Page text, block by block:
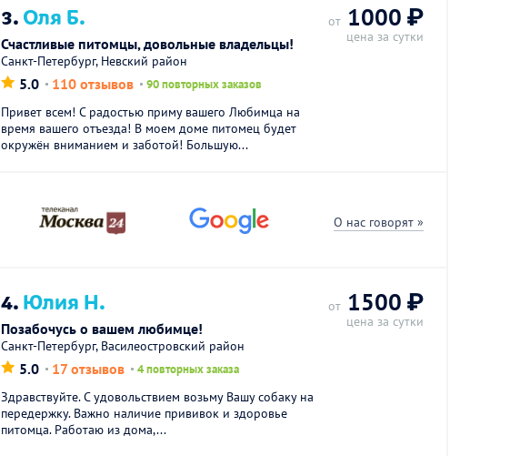
3.Оля Б.
Счастливые питомцы, довольные владельцы!
Санкт-Петербург, Невский район
5.0 110 отзывов 90 повторных заказов
Привет всем! С радостью приму вашего Любимца на
время вашего отъезда! В моем доме питомец будет
окружён вниманием и заботой! Большую...
от 1000 ₽
цена за сутки
О нас говорят »
4.Юлия Н.
Позабочусь о вашем любимце!
Санкт-Петербург, Василеостровский район
5.0 17 отзывов 4 повторных заказа
Здравствуйте. С удовольствием возьму Вашу собаку на
передержку. Важно наличие прививок и здоровье
питомца. Работаю из дома,...
от 1500 ₽
цена за сутки